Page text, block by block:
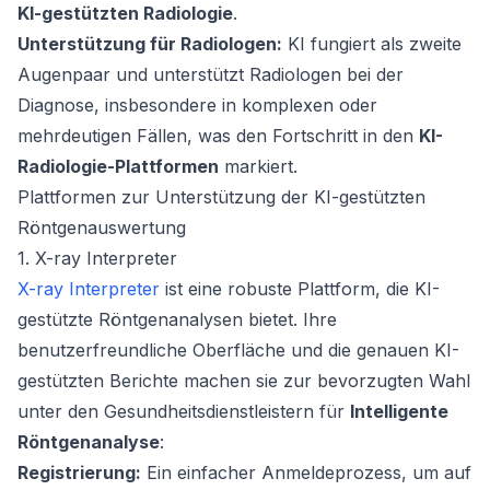
KI-gestützten Radiologie.
Unterstützung für Radiologen: KI fungiert als zweite
Augenpaar und unterstützt Radiologen bei der
Diagnose, insbesondere in komplexen oder
mehrdeutigen Fällen, was den Fortschritt in den KI-
Radiologie-Plattformen markiert.
Plattformen zur Unterstützung der KI-gestützten
Röntgenauswertung
1. X-ray Interpreter
X-ray Interpreter ist eine robuste Plattform, die KI-
gestützte Röntgenanalysen bietet. Ihre
benutzerfreundliche Oberfläche und die genauen KI-
gestützten Berichte machen sie zur bevorzugten Wahl
unter den Gesundheitsdienstleistern für Intelligente
Röntgenanalyse:
Registrierung: Ein einfacher Anmeldeprozess, um auf